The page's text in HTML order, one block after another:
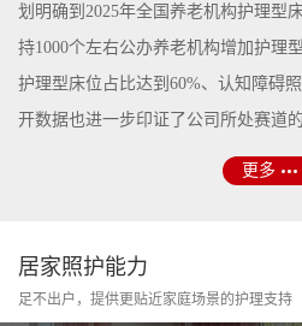
划明确到2025年全国养老机构护理型
持1000个左右公办养老机构增加护理
护理型床位占比达到60%、认知障碍
开数据也进一步印证了公司所处赛道
更多
居家照护能力
足不出户，提供更贴近家庭场景的护理支持